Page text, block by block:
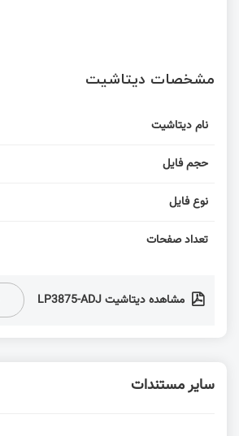
مشخصات دیتاشیت
نام دیتاشیت
حجم فایل
نوع فایل
تعداد صفحات
مشاهده دیتاشیت LP3875-ADJ
سایر مستندات